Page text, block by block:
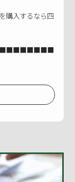
購入するなら四